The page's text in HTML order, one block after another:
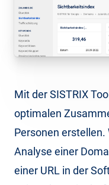
Mit der SISTRIX
optimalen
Personen
Analyse einer
einer URL in der